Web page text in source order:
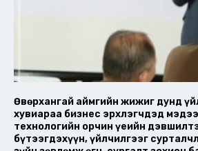
Өвөрхангай аймгийн жижиг дунд
хувиараа бизнес эрхлэгчдэд
технологийн орчин үеийн
бүтээгдэхүүн, үйлчилгээг